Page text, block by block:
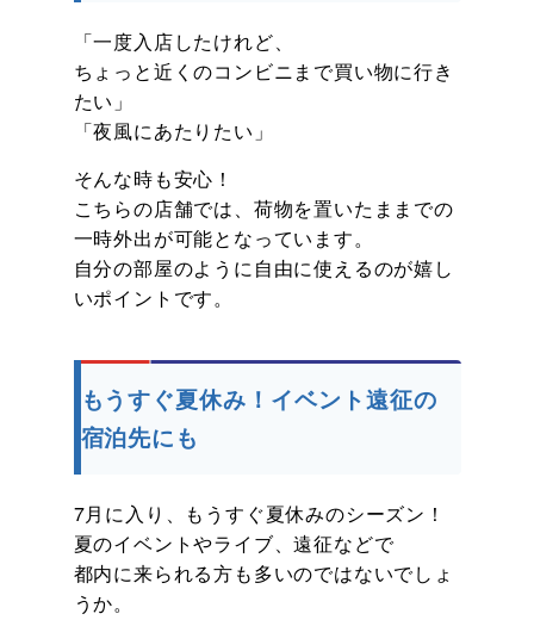
「一度入店したけれど、
ちょっと近くのコンビニまで買い物に行き
たい」
「夜風にあたりたい」
そんな時も安心！
こちらの店舗では、荷物を置いたままでの
一時外出が可能となっています。
自分の部屋のように自由に使えるのが嬉し
いポイントです。
もうすぐ夏休み！イベント遠征の
宿泊先にも
7月に入り、もうすぐ夏休みのシーズン！
夏のイベントやライブ、遠征などで
都内に来られる方も多いのではないでしょ
うか。